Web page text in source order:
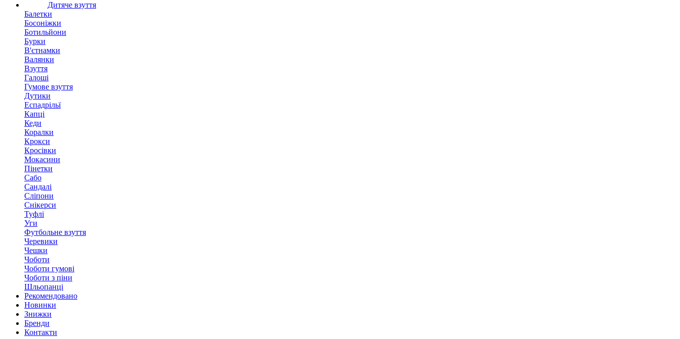
Дитяче взуття
Балетки
Босоніжки
Ботильйони
Бурки
В'єтнамки
Валянки
Взуття
Галоші
Гумове взуття
Дутики
Еспадрільї
Капці
Кеди
Коралки
Крокси
Кросівки
Мокасини
Пінетки
Сабо
Сандалі
Сліпони
Снікерси
Туфлі
Уги
Футбольне взуття
Черевики
Чешки
Чоботи
Чоботи гумові
Чоботи з піни
Шльопанці
Рекомендовано
Новинки
Знижки
Бренди
Контакти